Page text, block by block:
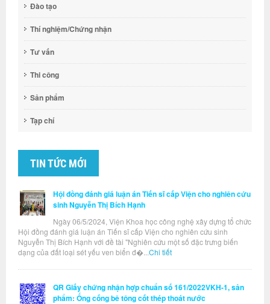
Đào tạo
Thí nghiệm/Chứng nhận
Tư vấn
Thi công
Sản phẩm
Tạp chí
TIN TỨC MỚI
Hội đồng đánh giá luận án Tiến sĩ cấp Viện cho nghiên cứu
sinh Nguyễn Thị Bích Hạnh
Ngày 06/5/2024, Viện Khoa học công nghệ xây dựng tổ chức
Hội đồng đánh giá luận án Tiến sĩ cấp Viện cho nghiên cứu sinh
Nguyễn Thị Bích Hạnh với đề tài "Nghiên cứu một số đặc trưng biến
dạng của đất loại sét yếu ven biển đ�... Chi tiết
QR Giấy chứng nhận hợp chuẩn số 161/2022VKH-1, sản
phẩm: Ống cống bê tông cốt thép thoát nước